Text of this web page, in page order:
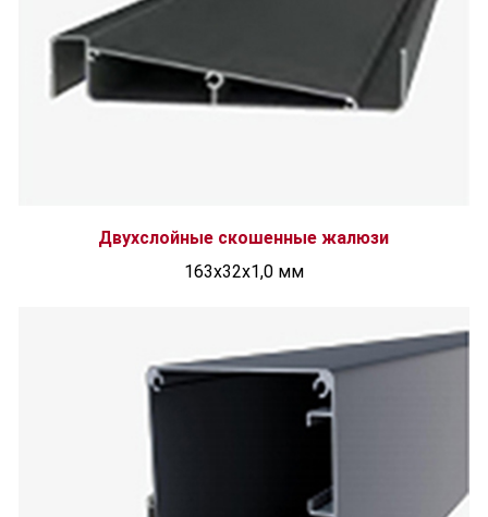
Двухслойные скошенные жалюзи
163х32х1,0 мм